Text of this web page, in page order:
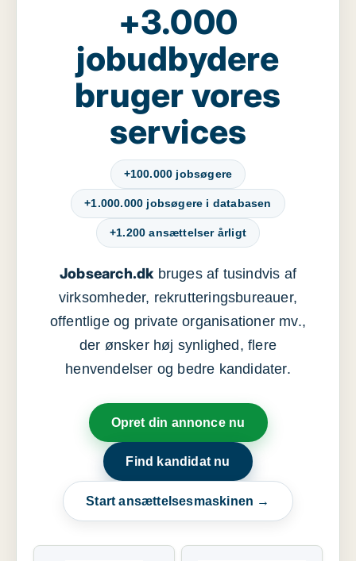
+3.000
jobudbydere
bruger vores
services
+100.000 jobsøgere
+1.000.000 jobsøgere i databasen
+1.200 ansættelser årligt
Jobsearch.dkbruges af tusindvis af
virksomheder, rekrutteringsbureauer,
offentlige og private organisationer mv.,
der ønsker høj synlighed, flere
henvendelser og bedre kandidater.
Opret din annonce nu
Find kandidat nu
Start ansættelsesmaskinen →